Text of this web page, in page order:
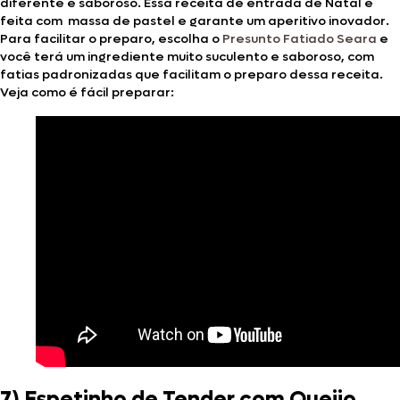
feita com massa de pastel e garante um aperitivo inovador.
Para facilitar o preparo, escolha o Presunto Fatiado Seara e
você terá um ingrediente muito suculento e saboroso, com
fatias padronizadas que facilitam o preparo dessa receita.
Veja como é fácil preparar: